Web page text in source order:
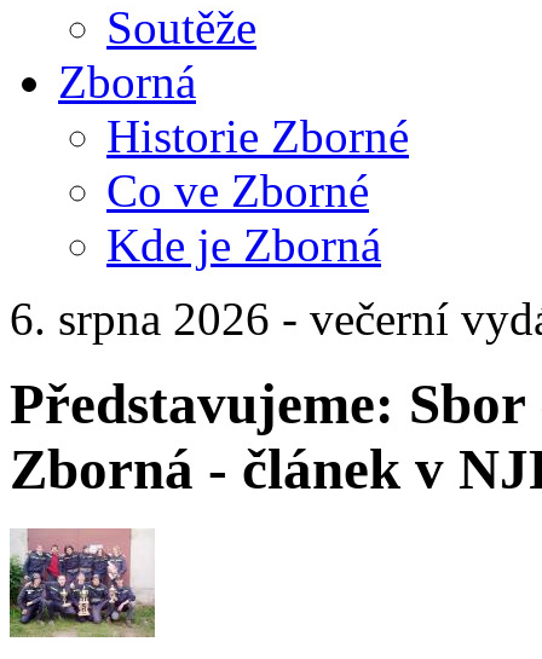
Soutěže
Zborná
Historie Zborné
Co ve Zborné
Kde je Zborná
6. srpna 2026 - večerní
Představujeme:
Zborná - článek v